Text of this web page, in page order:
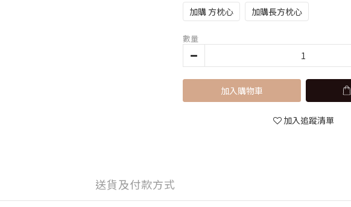
加購 方枕心
加購長方枕心
數量
加入購物車
加入追蹤清單
送貨及付款方式